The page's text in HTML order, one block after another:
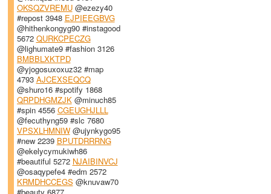
OKSQZVREMU@ezezy40
#repost 3948 EJPIEEGBVG
@hithenkongyg90 #instagood
5672 QURKCPECZG
@lighumate9 #fashion 3126
BMBBLXKTPD
@yjogosuxoxuz32 #map
4793 AJCEXSEQCQ
@shuro16 #spotify 1868
QRPDHGMZJK@minuch85
#spin 4556 CGEUGHJLLL
@fecuthyng59 #slc 7680
VPSXLHMNIW@ujynkygo95
#new 2239 BPUTDRRRNG
@ekelycymukiwh86
#beautiful 5272 NJAIBINVCJ
@osaqypefe4 #edm 2572
KRMDHCCEGS @knuvaw70